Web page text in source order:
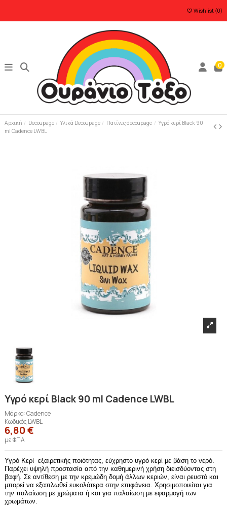
Wishlist (0)
0
Αρχική Decoupage Υλικά Decoupage Πατίνες decoupage
Υγρό κερί Black 90
ml Cadence LWBL
Υγρό κερί Black 90 ml Cadence LWBL
Μάρκα:Cadence
ΚωδικόςLWBL
6,80 €
με ΦΠΑ
Υγρό Κερί εξαιρετικής ποιότητας, εύχρηστο υγρό κερί με βάση το νερό.
Παρέχει υψηλή προστασία από την καθημερινή χρήση διεισδύοντας στη
βαφή. Σε αντίθεση με την κρεμώδη δομή άλλων κεριών, είναι ρευστό και
μπορεί να εξαπλωθεί ευκολότερα στην επιφάνεια. Χρησιμοποιείται για
την παλαίωση με χρώματα ή και για παλαίωση με εφαρμογή των
χρωμάτων.